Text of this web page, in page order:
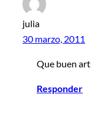
julia
30 marzo, 2011
Que buen
Responder